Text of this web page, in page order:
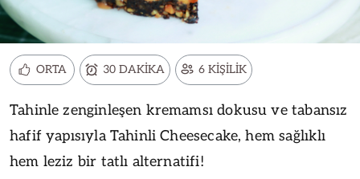
ORTA 30 DAKİKA 6 KİŞİLİK
Tahinle zenginleşen kremamsı dokusu ve tabansız
hafif yapısıyla Tahinli Cheesecake, hem sağlıklı
hem leziz bir tatlı alternatifi!